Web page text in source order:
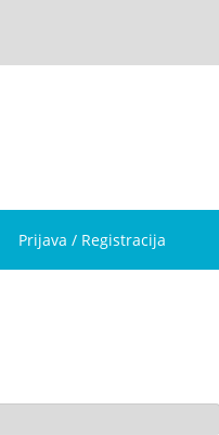
Prijava / Registracija